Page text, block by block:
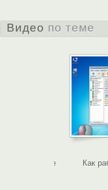
Видео по теме
Как